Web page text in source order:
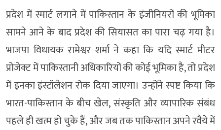
प्रदेश में स्मार्ट लगाने में पाकिस्तान के इंजीनियरों की भूमिका
सामने आने के बाद प्रदेश की सियासत का पारा चढ़ गया है।
भाजपा विधायक रामेश्वर शर्मा ने कहा कि यदि स्मार्ट मीटर
प्रोजेक्ट में पाकिस्तानी अधिकारियों की कोई भूमिका है, तो प्रदेश
में इनका इंस्टॉलेशन रोक दिया जाएगा। उन्होंने स्पष्ट किया कि
भारत-पाकिस्तान के बीच खेल, संस्कृति और व्यापारिक संबंध
पहले ही खत्म हो चुके हैं, और जब तक पाकिस्तान अपने रवैये में